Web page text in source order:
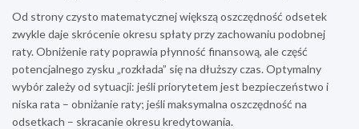
Od strony czysto matematycznej większą oszczędność odsetek
zwykle daje skrócenie okresu spłaty przy zachowaniu podobnej
raty. Obniżenie raty poprawia płynność finansową, ale część
potencjalnego zysku „rozkłada” się na dłuższy czas. Optymalny
wybór zależy od sytuacji: jeśli priorytetem jest bezpieczeństwo i
niska rata – obniżanie raty; jeśli maksymalna oszczędność na
odsetkach – skracanie okresu kredytowania.